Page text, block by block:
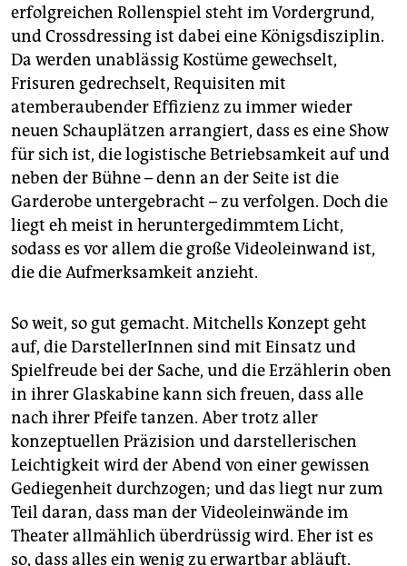
erfolgreichen Rollenspiel steht im Vordergrund,
und Crossdressing ist dabei eine Königsdisziplin.
Da werden unablässig Kostüme gewechselt,
Frisuren gedrechselt, Requisiten mit
atemberaubender Effizienz zu immer wieder
neuen Schauplätzen arrangiert, dass es eine Show
für sich ist, die logistische Betriebsamkeit auf und
neben der Bühne – denn an der Seite ist die
Garderobe untergebracht – zu verfolgen. Doch die
liegt eh meist in heruntergedimmtem Licht,
sodass es vor allem die große Videolein­wand ist,
die die Aufmerksamkeit anzieht.
So weit, so gut gemacht. Mitchells Konzept geht
auf, die DarstellerInnen sind mit Einsatz und
Spielfreude bei der Sache, und die Erzählerin oben
in ihrer Glaskabine kann sich freuen, dass alle
nach ihrer Pfeife tanzen. Aber trotz aller
konzeptuellen Präzision und darstellerischen
Leichtigkeit wird der Abend von einer gewissen
Gediegenheit durchzogen; und das liegt nur zum
Teil daran, dass man der Videoleinwände im
Theater allmählich überdrüssig wird. Eher ist es
so, dass alles ein wenig zu erwartbar abläuft.